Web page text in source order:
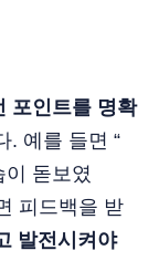
포인트를 명확
. 예를 들면 “
돋보였
피드백을 받
발전시켜야